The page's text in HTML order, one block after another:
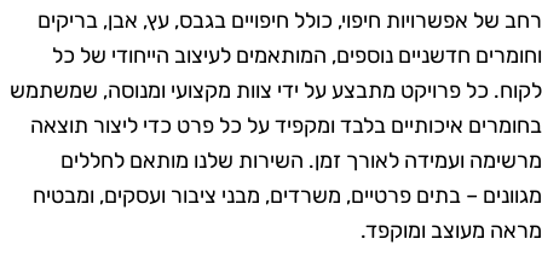
של אפשרויות חיפוי, כולל חיפויים בגבס, עץ, אבן, בריקים
חדשניים נוספים, המותאמים לעיצוב הייחודי של כל
כל פרויקט מתבצע על ידי צוות מקצועי ומנוסה, שמשתמש
איכותיים בלבד ומקפיד על כל פרט כדי ליצור תוצאה
ועמידה לאורך זמן. השירות שלנו מותאם לחללים
– בתים פרטיים, משרדים, מבני ציבור ועסקים, ומבטיח
מעוצב ומוקפד.